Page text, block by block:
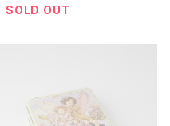
キ 雑貨
SOLD OUT